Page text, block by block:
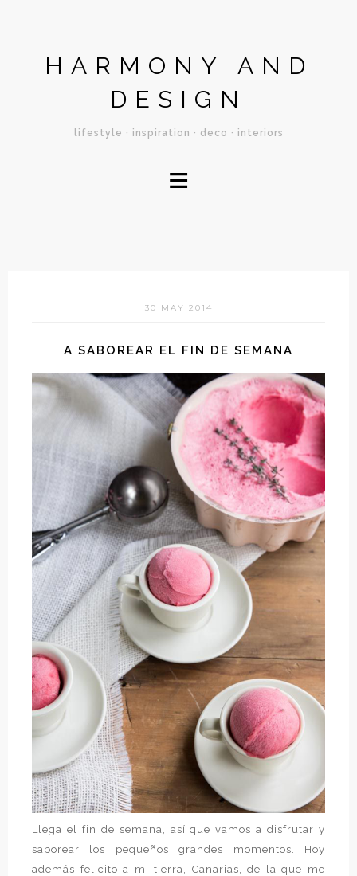
HARMONY AND
DESIGN
lifestyle · inspiration · deco · interiors
≡
30 MAY 2014
A SABOREAR EL FIN DE SEMANA
Llega el fin de semana, así que vamos a disfrutar y
saborear los pequeños grandes momentos. Hoy
además felicito a mi tierra, Canarias, de la que me